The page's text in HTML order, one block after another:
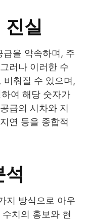
진실
을 약속하며, 주
러나 이러한 수
비춰질 수 있으며,
여 해당 숫자가
급의 시차와 지
연 등을 종합적
석
지 방식으로 아우
치의 홍보와 현